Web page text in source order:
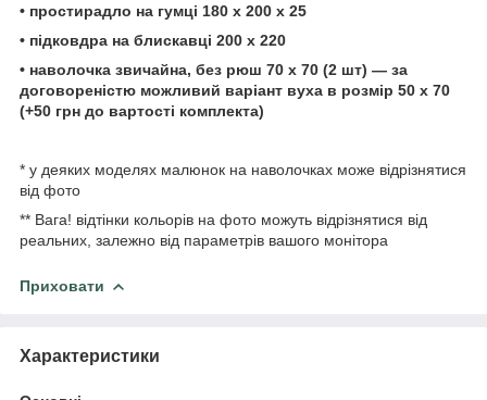
• простирадло на гумці 180 х 200 х 25
• підковдра на блискавці 200 х 220
• наволочка звичайна, без рюш 70 х 70 (2 шт) — за
договореністю можливий варіант вуха в розмір 50 х 70
(+50 грн до вартості комплекта)
* у деяких моделях малюнок на наволочках може відрізнятися
від фото
** Вага! відтінки кольорів на фото можуть відрізнятися від
реальних, залежно від параметрів вашого монітора
Приховати
Характеристики